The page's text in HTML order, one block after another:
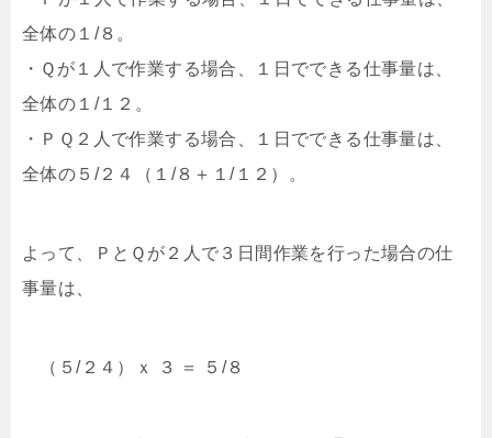
全体の１/８。
・Ｑが１人で作業する場合、１日でできる仕事量は、
全体の１/１２。
・ＰＱ２人で作業する場合、１日でできる仕事量は、
全体の５/２４（１/８＋１/１２）。
よって、ＰとＱが２人で３日間作業を行った場合の仕
事量は、
（５/２４）ｘ ３ ＝ ５/８